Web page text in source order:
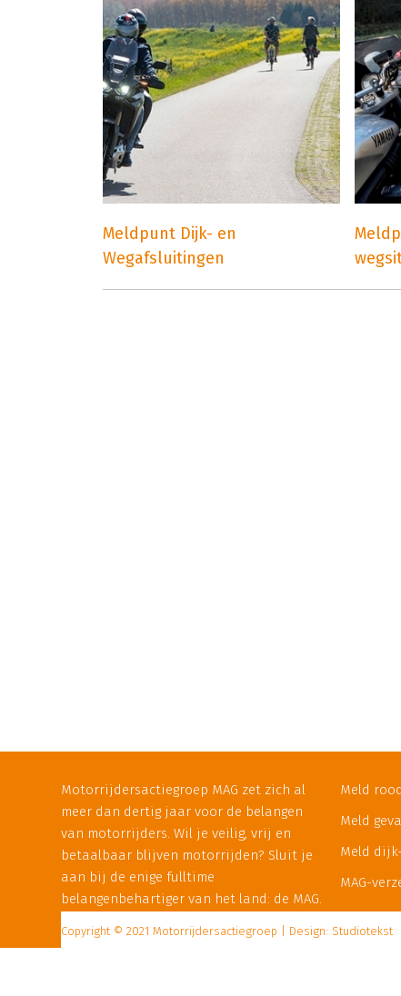
Meldpunt Dijk- en
Wegafsluitingen
Meld
Meld
Meld
MAG-
Motorrijdersactiegroep MAG zet zich al
meer dan dertig jaar voor de belangen
van motorrijders. Wil je veilig, vrij en
betaalbaar blijven motorrijden? Sluit je
aan bij de enige fulltime
belangenbehartiger van het land: de MAG.
Copyright © 2021 Motorrijdersactiegroep | Design: Studiotekst